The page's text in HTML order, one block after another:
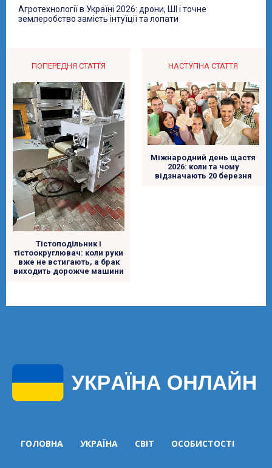
Агротехнології в Україні 2026: дрони, ШІ і точне
землеробство замість інтуїції та лопати
ПОПЕРЕДНЯ СТАТТЯ
Тістоподільник і
тістоокруглювач: коли руки
вже не встигають, а брак
виходить дорожче машини
НАСТУПНА СТАТТЯ
Міжнародний день щастя
2026: коли та чому
відзначають 20 березня
ГОЛОВНА УКРАЇНА СВІТ ОСОБИСТОСТІ